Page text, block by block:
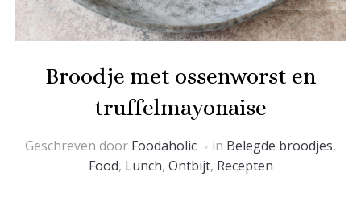
Broodje met ossenworst en
truffelmayonaise
Geschreven door Foodaholic in Belegde broodjes,
Food, Lunch, Ontbijt, Recepten